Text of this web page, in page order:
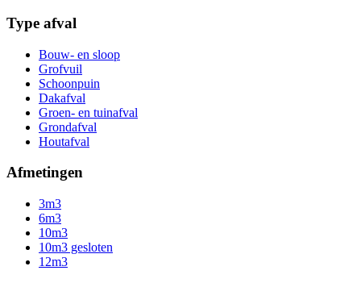
Type afval
Bouw- en sloop
Grofvuil
Schoonpuin
Dakafval
Groen- en tuinafval
Grondafval
Houtafval
Afmetingen
3m3
6m3
10m3
10m3 gesloten
12m3